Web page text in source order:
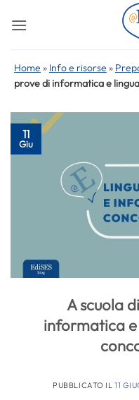
Home » Info e risorse »
prove di informatica e
11
Giu
A scuola
informatica
PUBBLICATO IL 11